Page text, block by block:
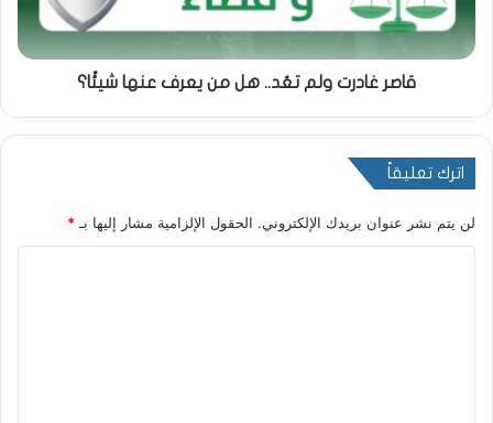
قاصر غادرت ولم تعُد.. هل من يعرف عنها شيئًا؟
اترك تعليقاً
لن يتم نشر عنوان بريدك الإلكتروني. الحقول الإلزامية مشار إليها بـ *